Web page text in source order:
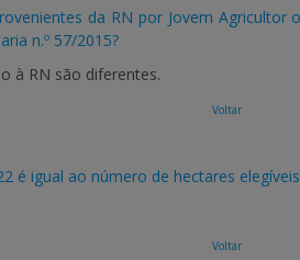
da RN por Jovem
n.º 57/2015?
à RN são diferentes.
Voltar
é igual ao número de hectares
Voltar